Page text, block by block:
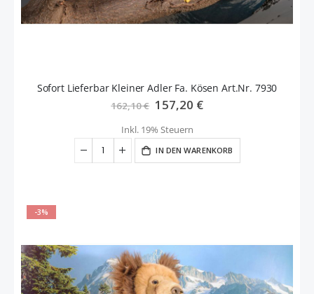
Sofort Lieferbar Kleiner Adler Fa. Kösen Art.Nr. 7930
162,10 € Sonderangebot
157,20 €
Inkl. 19% Steuern
IN DEN WARENKORB
-3%